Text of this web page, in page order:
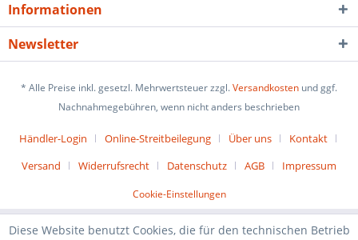
Informationen
Newsletter
* Alle Preise inkl. gesetzl. Mehrwertsteuer zzgl.Versandkosten und ggf.
Nachnahmegebühren, wenn nicht anders beschrieben
Händler-Login Online-Streitbeilegung Über uns
Kontakt
Versand
Widerrufsrecht Datenschutz AGB Impressum
Cookie-Einstellungen
Diese Website benutzt Cookies, die für den technischen Betrieb